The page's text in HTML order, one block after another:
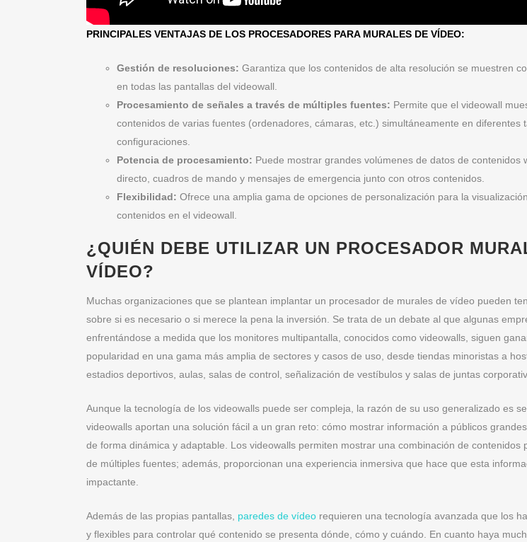
PRINCIPALES VENTAJAS DE LOS PROCESADORES PARA MURALES DE VÍDEO:
Gestión de resoluciones: Garantiza que los contenidos de alta resolución se muestren
en todas las pantallas del videowall.
Procesamiento de señales a través de múltiples fuentes: Permite que el videowall
contenidos de varias fuentes (ordenadores, cámaras, etc.) simultáneamente en diferentes
configuraciones.
Potencia de procesamiento: Puede mostrar grandes volúmenes de datos de contenidos
directo, cuadros de mando y mensajes de emergencia junto con otros contenidos.
Flexibilidad: Ofrece una amplia gama de opciones de personalización para la
contenidos en el videowall.
¿QUIÉN DEBE UTILIZAR UN PROCESADOR
VÍDEO?
Muchas organizaciones que se plantean implantar un procesador de murales de vídeo pueden
sobre si es necesario o si merece la pena la inversión. Se trata de un debate al que algunas
enfrentándose a medida que los monitores multipantalla, conocidos como videowalls, siguen
popularidad en una gama más amplia de sectores y casos de uso, desde tiendas minoristas a
estadios deportivos, aulas, salas de control, señalización de vestíbulos y salas de juntas
Aunque la tecnología de los videowalls puede ser compleja, la razón de su uso generalizado es
videowalls aportan una solución fácil a un gran reto: cómo mostrar información a públicos
de forma dinámica y adaptable. Los videowalls permiten mostrar una combinación de contenidos
de múltiples fuentes; además, proporcionan una experiencia inmersiva que hace que esta
impactante.
Además de las propias pantallas, paredes de vídeo requieren una tecnología avanzada que los
y flexibles para controlar qué contenido se presenta dónde, cómo y cuándo. En cuanto haya